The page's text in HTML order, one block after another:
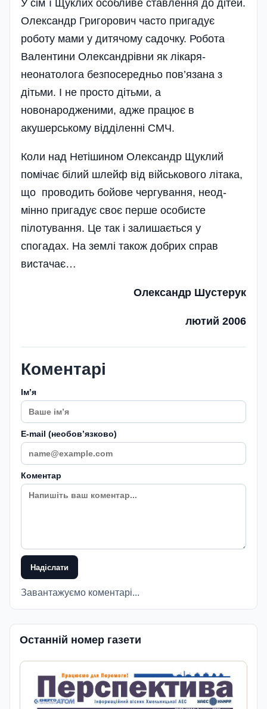
У сім`ї Щуклих особливе ставлення до дітей.
Олександр Григорович часто пригадує
роботу мами у дитячому садочку. Робота
Валентини Олександрівни як лікаря-
неонатолога безпосередньо пов’язана з
дітьми. І не просто дітьми, а
новонародженими, адже працює в
акушерському відділенні СМЧ.
Коли над Нетішином Олександр Щуклий
помічає білий шлейф від військового літака,
що проводить бойове чергування, неод­
мінно пригадує своє перше особисте
пілотування. Це так і залишається у
спогадах. На землі також добрих справ
вистачає…
Олександр Шустерук
лютий 2006
Коментарі
Імʼя
E-mail (необовʼязково)
Коментар
Надіслати
Завантажуємо коментарі...
Останній номер газети